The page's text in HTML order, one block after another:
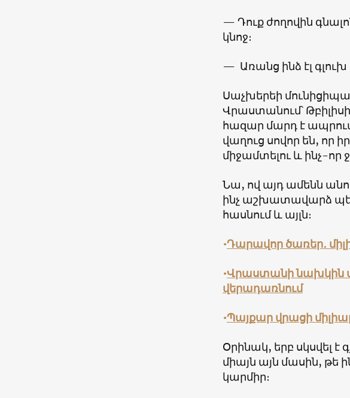
— Դուք ժողովին
կնոջ։
— Առանց ինձ էլ
Սաչխերեի
Վրաստանում՝
հազար մարդ է
վաղուց սովոր են, որ
միջամտելու և ինչ-որ
Նա, ով այդ ամենն
ինչ աշխատավարձ
հասնում և այլն։
•Դարավոր ծառեր․
•Վրաստանի նախկին
վերադառնում
•Պայքար վրացի
Օրինակ, երբ սկսվել է
միայն այն մասին, թե
կարմիր։